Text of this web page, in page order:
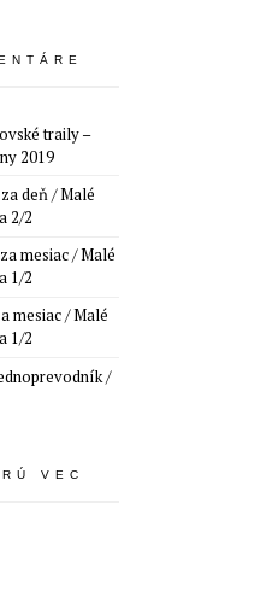
traily –
2019
deň / Malé
2/2
mesiac / Malé
1/2
mesiac / Malé
1/2
/
VEC